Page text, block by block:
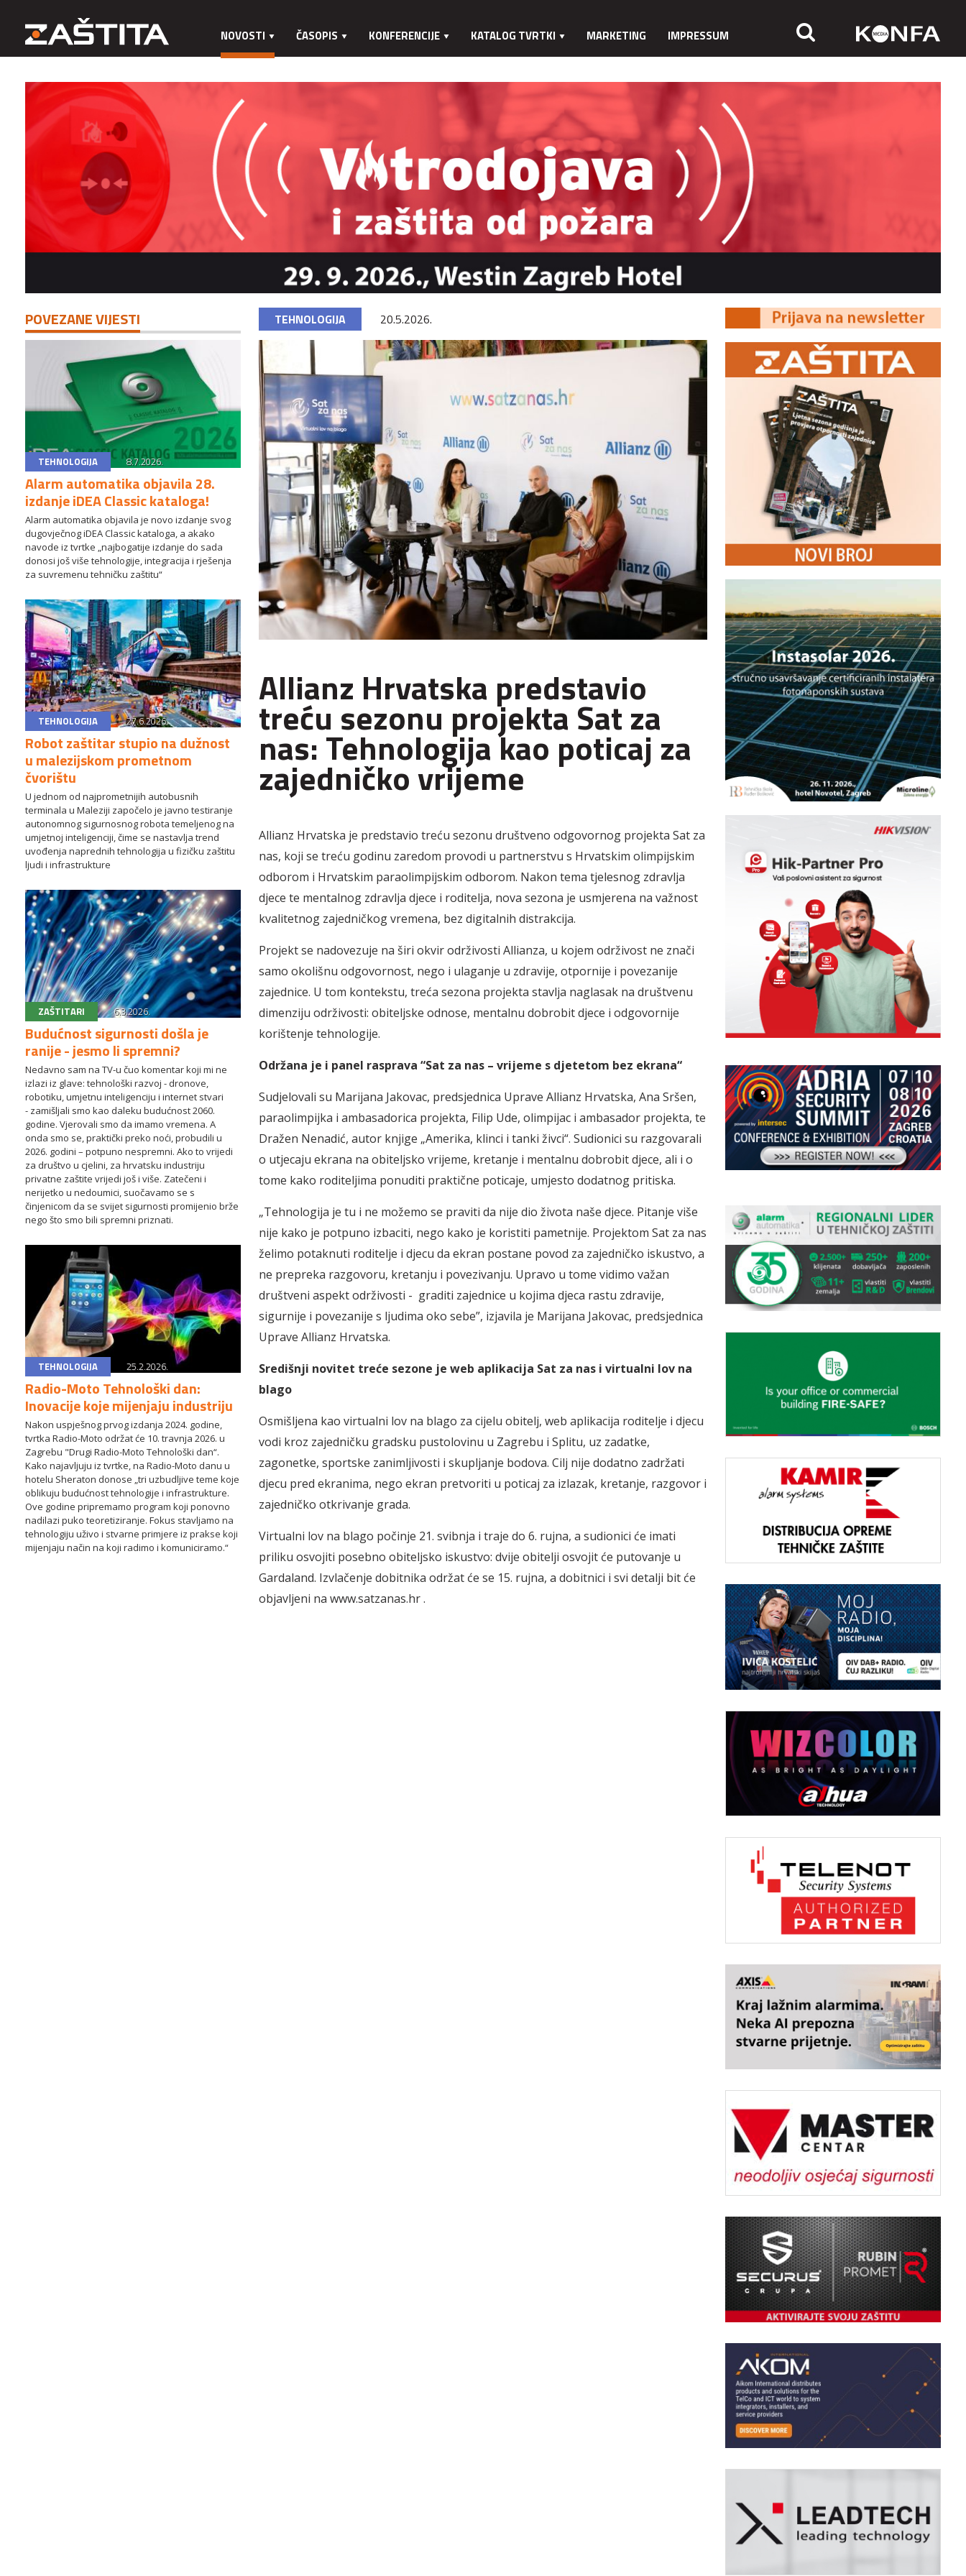
NOVOSTI ČASOPIS KONFERENCIJE KATALOG TVRTKI MARKETING IMPRESSUM
POVEZANE VIJESTI
TEHNOLOGIJA 8.7.2026.
Alarm automatika objavila 28.
izdanje iDEA Classic kataloga!
Alarm automatika objavila je novo izdanje svog
dugovječnog iDEA Classic kataloga, a akako
navode iz tvrtke „najbogatije izdanje do sada
donosi još više tehnologije, integracija i rješenja
za suvremenu tehničku zaštitu“
TEHNOLOGIJA 27.6.2026.
Robot zaštitar stupio na dužnost
u malezijskom prometnom
čvorištu
U jednom od najprometnijih autobusnih
terminala u Maleziji započelo je javno testiranje
autonomnog sigurnosnog robota temeljenog na
umjetnoj inteligenciji, čime se nastavlja trend
uvođenja naprednih tehnologija u fizičku zaštitu
ljudi i infrastrukture
ZAŠTITARI 6.3.2026.
Budućnost sigurnosti došla je
ranije - jesmo li spremni?
Nedavno sam na TV-u čuo komentar koji mi ne
izlazi iz glave: tehnološki razvoj - dronove,
robotiku, umjetnu inteligenciju i internet stvari
- zamišljali smo kao daleku budućnost 2060.
godine. Vjerovali smo da imamo vremena. A
onda smo se, praktički preko noći, probudili u
2026. godini – potpuno nespremni. Ako to vrijedi
za društvo u cjelini, za hrvatsku industriju
privatne zaštite vrijedi još i više. Zatečeni i
nerijetko u nedoumici, suočavamo se s
činjenicom da se svijet sigurnosti promijenio brže
nego što smo bili spremni priznati.
TEHNOLOGIJA 25.2.2026.
Radio-Moto Tehnološki dan:
Inovacije koje mijenjaju industriju
Nakon uspješnog prvog izdanja 2024. godine,
tvrtka Radio-Moto održat će 10. travnja 2026. u
Zagrebu "Drugi Radio-Moto Tehnološki dan“.
Kako najavljuju iz tvrtke, na Radio-Moto danu u
hotelu Sheraton donose „tri uzbudljive teme koje
oblikuju budućnost tehnologije i infrastrukture.
Ove godine pripremamo program koji ponovno
nadilazi puko teoretiziranje. Fokus stavljamo na
tehnologiju uživo i stvarne primjere iz prakse koji
mijenjaju način na koji radimo i komuniciramo.“
TEHNOLOGIJA 20.5.2026.
Allianz Hrvatska predstavio
treću sezonu projekta Sat za
nas: Tehnologija kao poticaj za
zajedničko vrijeme
Allianz Hrvatska je predstavio treću sezonu društveno odgovornog projekta Sat za
nas, koji se treću godinu zaredom provodi u partnerstvu s Hrvatskim olimpijskim
odborom i Hrvatskim paraolimpijskim odborom. Nakon tema tjelesnog zdravlja
djece te mentalnog zdravlja djece i roditelja, nova sezona je usmjerena na važnost
kvalitetnog zajedničkog vremena, bez digitalnih distrakcija.
Projekt se nadovezuje na širi okvir održivosti Allianza, u kojem održivost ne znači
samo okolišnu odgovornost, nego i ulaganje u zdravije, otpornije i povezanije
zajednice. U tom kontekstu, treća sezona projekta stavlja naglasak na društvenu
dimenziju održivosti: obiteljske odnose, mentalnu dobrobit djece i odgovornije
korištenje tehnologije.
Održana je i panel rasprava “Sat za nas – vrijeme s djetetom bez ekrana“
Sudjelovali su Marijana Jakovac, predsjednica Uprave Allianz Hrvatska, Ana Sršen,
paraolimpijka i ambasadorica projekta, Filip Ude, olimpijac i ambasador projekta, te
Dražen Nenadić, autor knjige „Amerika, klinci i tanki živci“. Sudionici su razgovarali
o utjecaju ekrana na obiteljsko vrijeme, kretanje i mentalnu dobrobit djece, ali i o
tome kako roditeljima ponuditi praktične poticaje, umjesto dodatnog pritiska.
„Tehnologija je tu i ne možemo se praviti da nije dio života naše djece. Pitanje više
nije kako je potpuno izbaciti, nego kako je koristiti pametnije. Projektom Sat za nas
želimo potaknuti roditelje i djecu da ekran postane povod za zajedničko iskustvo, a
ne prepreka razgovoru, kretanju i povezivanju. Upravo u tome vidimo važan
društveni aspekt održivosti - graditi zajednice u kojima djeca rastu zdravije,
sigurnije i povezanije s ljudima oko sebe”, izjavila je Marijana Jakovac, predsjednica
Uprave Allianz Hrvatska.
Središnji novitet treće sezone je web aplikacija Sat za nas i virtualni lov na
blago
Osmišljena kao virtualni lov na blago za cijelu obitelj, web aplikacija roditelje i djecu
vodi kroz zajedničku gradsku pustolovinu u Zagrebu i Splitu, uz zadatke,
zagonetke, sportske zanimljivosti i skupljanje bodova. Cilj nije dodatno zadržati
djecu pred ekranima, nego ekran pretvoriti u poticaj za izlazak, kretanje, razgovor i
zajedničko otkrivanje grada.
Virtualni lov na blago počinje 21. svibnja i traje do 6. rujna, a sudionici će imati
priliku osvojiti posebno obiteljsko iskustvo: dvije obitelji osvojit će putovanje u
Gardaland. Izvlačenje dobitnika održat će se 15. rujna, a dobitnici i svi detalji bit će
objavljeni na www.satzanas.hr .